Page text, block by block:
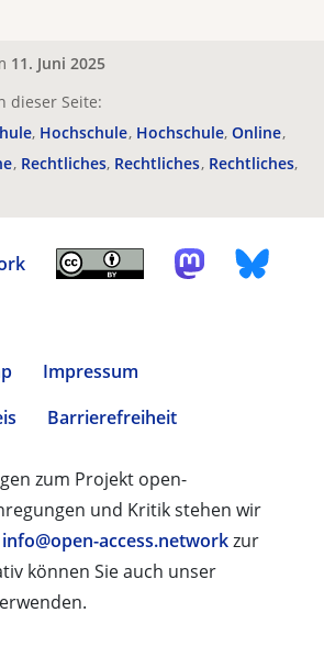
11. Juni 2025
dieser Seite:
Hochschule Hochschule Online
Rechtliches Rechtliches Rechtliches
Impressum
Barrierefreiheit
zum Projekt open-
und Kritik stehen wir
info@open-access.networkzur
können Sie auch unser